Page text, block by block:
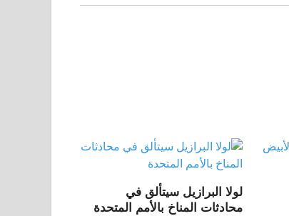
لولا البرازيل سيتألق في
محادثات المناخ بالأمم المتحدة